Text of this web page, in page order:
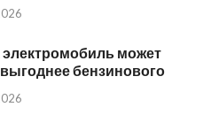
электромобиль может
бензинового